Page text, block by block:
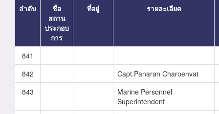
ลำดับ
ชื่อ
สถาน
ประกอบ
การ
ที่อยู่ รายละเอียด
841
842
Capt.Panaran Charoenvat
843
Marine Personnel
Superintendent